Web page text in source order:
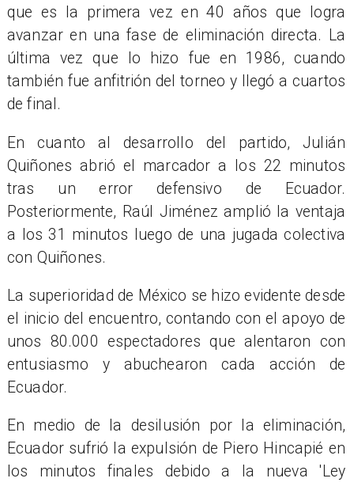
que es la primera vez en 40 años que logra
avanzar en una fase de eliminación directa. La
última vez que lo hizo fue en 1986, cuando
también fue anfitrión del torneo y llegó a cuartos
de final.
En cuanto al desarrollo del partido, Julián
Quiñones abrió el marcador a los 22 minutos
tras un error defensivo de Ecuador.
Posteriormente, Raúl Jiménez amplió la ventaja
a los 31 minutos luego de una jugada colectiva
con Quiñones.
La superioridad de México se hizo evidente desde
el inicio del encuentro, contando con el apoyo de
unos 80.000 espectadores que alentaron con
entusiasmo y abuchearon cada acción de
Ecuador.
En medio de la desilusión por la eliminación,
Ecuador sufrió la expulsión de Piero Hincapié en
los minutos finales debido a la nueva 'Ley